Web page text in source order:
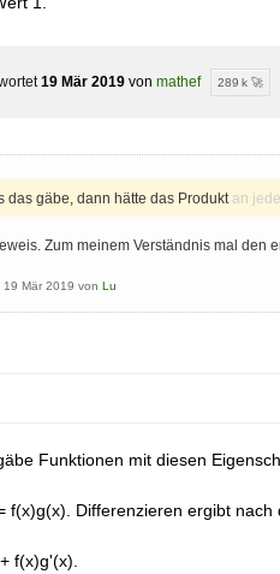
19 Mär 2019 von mathef 289 k 🚀
das gäbe, dann hätte das Produkt an
Zum meinem Verständnis mal den
19 Mär 2019 von Lu
Funktionen mit diesen
f(x)g(x). Differenzieren ergibt nach
f(x)g'(x).